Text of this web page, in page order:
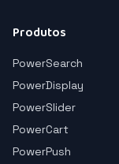
Produtos
PowerSearch
PowerDisplay
PowerSlider
PowerCart
PowerPush